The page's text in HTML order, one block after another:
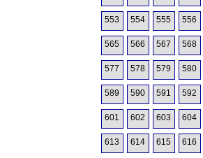
553 554 555 556
565 566 567 568
577 578 579 580
589 590 591 592
601 602 603 604
613 614 615 616